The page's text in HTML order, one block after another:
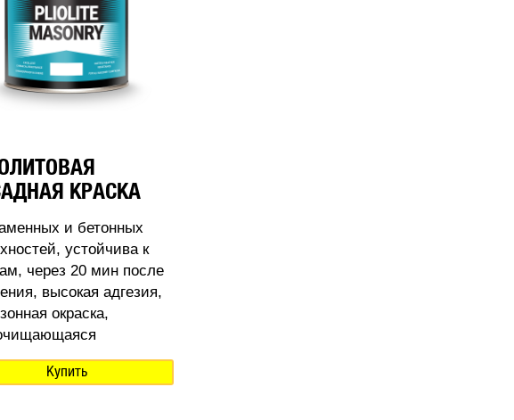
КРАСКА
и бетонных
устойчива к
через 20 мин после
высокая адгезия,
окраска,
Купить